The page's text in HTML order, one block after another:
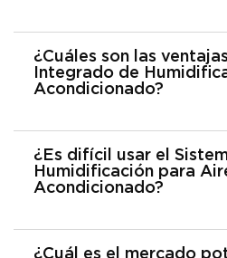
¿Cuáles son las
Integrado de
Acondicionado?
¿Es difícil usar el
Humidificación para
Acondicionado?
¿Cuál es el mercado